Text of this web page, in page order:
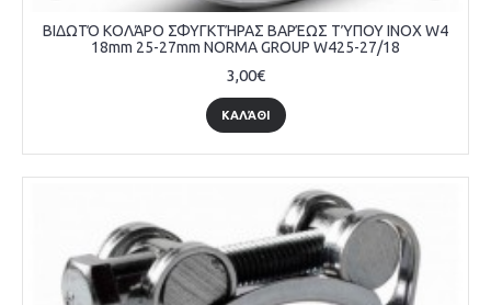
ΒΙΔΩΤΌ ΚΟΛΆΡΟ ΣΦΥΓΚΤΉΡΑΣ ΒΑΡΈΩΣ ΤΎΠΟΥ INOX W4
18mm 25-27mm NORMA GROUP W425-27/18
3,00€
ΚΑΛΆΘΙ